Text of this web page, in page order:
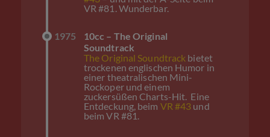
VR #81. Wunderbar.
1975
10cc – The Original
Soundtrack
The Original Soundtrack bietet
trockenen englischen Humor in
einer theatralischen Mini-
Rockoper und einem
zuckersüßen Charts-Hit. Eine
Entdeckung, beim VR #43 und
beim VR #81.